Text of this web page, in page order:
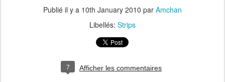
Publié il y a 10th January 2010 par Amchan
Libellés: Strips
7 Afficher les commentaires